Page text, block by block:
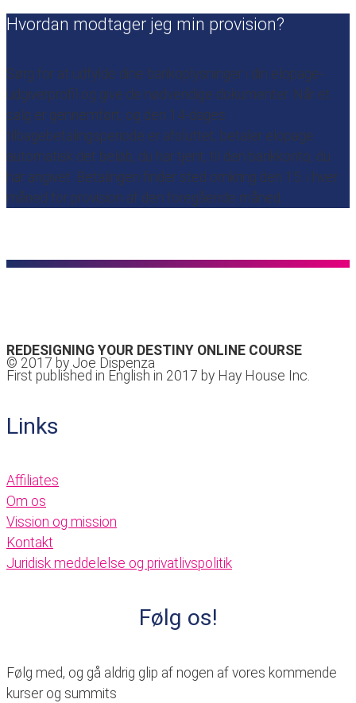
Hvordan modtager jeg min provision?
Sørg for at udfylde dine bankoplysninger i din elopage-
udgiverprofil og give de nødvendige dokumenter. Når et
salg er gennemført, og den 14-dages
tilbagebetalingsperiode er afsluttet, betaler elopage
automatisk det beløb, du har tjent, til den bankkonto, du
har angivet. Betalingen finder sted omkring den 15. i hver
måned for provision af den foregående måned.
REDESIGNING YOUR DESTINY ONLINE COURSE
© 2017 by Joe Dispenza
First published in English in 2017 by Hay House Inc.
Links
Affiliates
Om os
Vission og mission
Kontakt
Juridisk meddelelse og privatlivspolitik
Følg os!
Følg med, og gå aldrig glip af nogen af vores kommende
kurser og summits